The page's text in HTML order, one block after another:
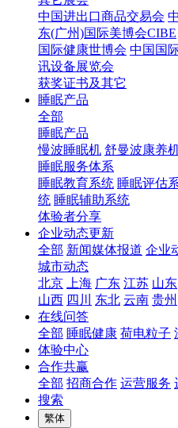
中国进出口商品交易会
东(广州)国际美博会CIBE
国际健康世博会 中国国
讯设备展览会
获奖证书及其它
睡眠产品
全部
睡眠产品
慢波睡眠机 舒曼波康养
睡眠服务体系
睡眠教育系统 睡眠评估
统 睡眠辅助系统
体验者分享
企业动态更新
全部 新闻媒体报道 企业
城市动态
北京
上海 广东 江苏 山东
山西 四川 东北 云南 贵州
在线问答
全部 睡眠健康 荷电粒子
体验中心
合作共赢
全部 招商合作 运营服务
搜索
繁体